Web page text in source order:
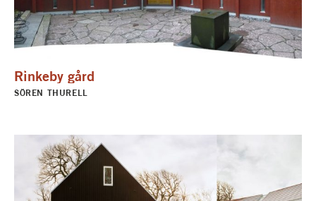
Rinkeby gård
SÖREN THURELL